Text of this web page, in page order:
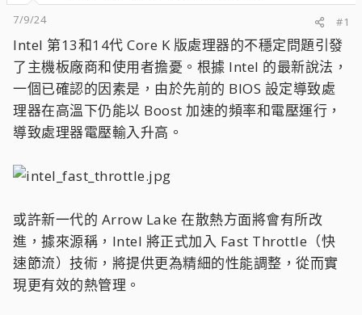
7/9/24
#1
Intel 第13和14代 Core K 版處理器的不穩定問題引發
了主機板廠商和使用者擔憂。根據 Intel 的最新說法，
一個已確認的因素是，由於先前的 BIOS 設定導致處
理器在高溫下仍能以 Boost 加速的頻率和電壓運行，
導致處理器電壓輸入升高。
或許新一代的 Arrow Lake 在散熱方面將會有所改
進，據來源稱，Intel 將正式加入 Fast Throttle（快
速節流）技術，將提供更為精細的性能調整，從而實
現更有效的熱管理。